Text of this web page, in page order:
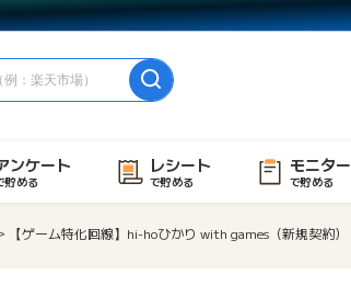
ンケート
貯める
レシート
で貯める
モニター
で貯める
【ゲーム特化回線】hi-hoひかり with games（新規契約）